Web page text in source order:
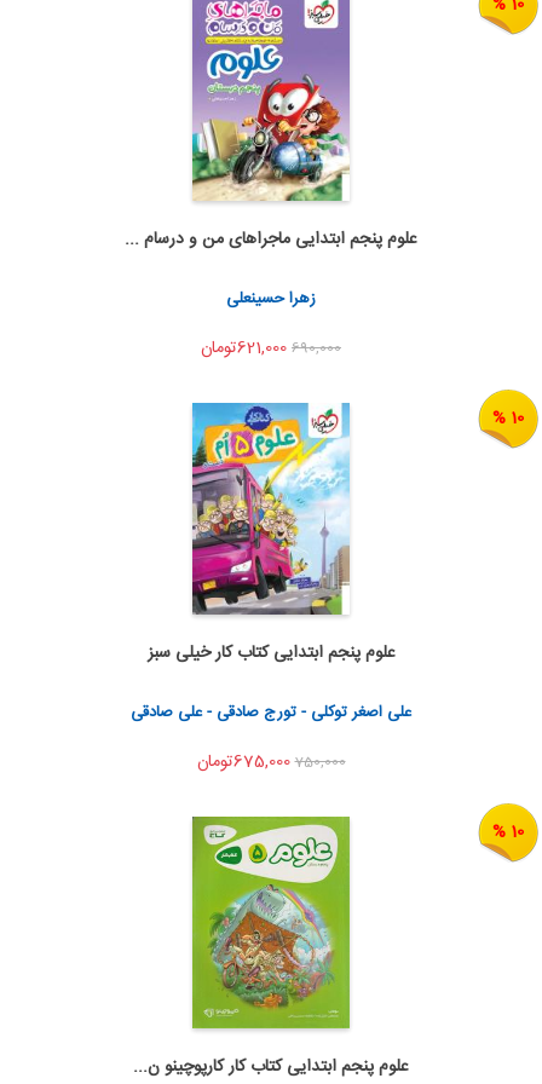
اضافه به سبد خرید
اشتراک گذاری
علوم پنجم ابتدایی ماجراهای من و درسام ...
زهرا حسینعلی
690,000
10 %
اضافه به سبد خرید
اشتراک گذاری
علوم پنجم ابتدایی کتاب کار خیلی سبز
علی اصغر توکلی - تورج صادقی - علی صادقی
750,000675,000تومان
10 %
اضافه به سبد خرید
علوم پنجم ابتدایی کتاب کار کارپوچینو ن...